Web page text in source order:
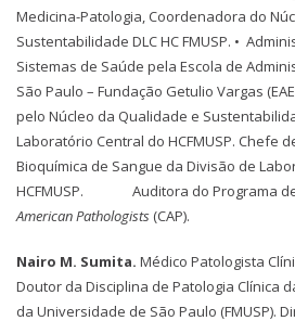
Medicina-Patologia, Coordenadora do
Sustentabilidade DLC HC FMUSP. •
Sistemas de Saúde pela Escola de
São Paulo – Fundação Getulio Vargas
pelo Núcleo da Qualidade e
Laboratório Central do HCFMUSP. Chefe
Bioquímica de Sangue da Divisão de
HCFMUSP. Auditora do Programa de
American Pathologists (CAP).
Nairo M. Sumita. Médico Patologista
Doutor da Disciplina de Patologia Clínica
da Universidade de São Paulo (FMUSP).